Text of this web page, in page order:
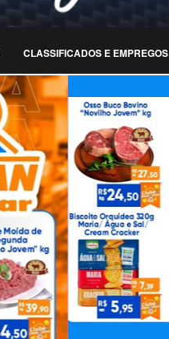
CLASSIFICADOS E EMPREGOS